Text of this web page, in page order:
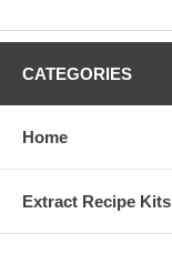
CATEGORIES
Home
Extract Recipe Kits